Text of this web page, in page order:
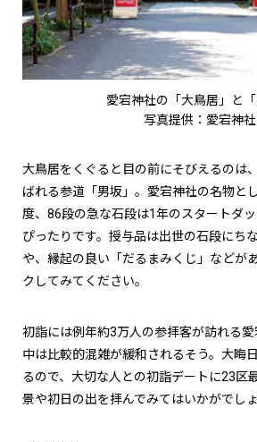
愛宕神社の「大鳥居」と「
写真提供：愛宕神社
大鳥居をくぐると目の前にそびえるのは
ばれる参道「男坂」。愛宕神社の名物と
度、86段の急な石段は1年のスタートダ
ぴったりです。授与品は出世の石段にち
や、縁起の良い「だるまみくじ」などが
クしてみてください。
初詣には例年約3万人の参拝客が訪れる
中は比較的混雑が緩和されるそう。大晦
るので、大切な人との初詣デートに23区
景や初日の出を拝んでみてはいかがでしょ